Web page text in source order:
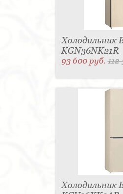
Холодильник
KGN36NK21R
93 600 руб.112
Холодильник